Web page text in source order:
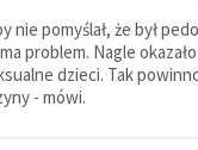
nie pomyślał, że był
problem. Nagle
dzieci. Tak
- mówi.